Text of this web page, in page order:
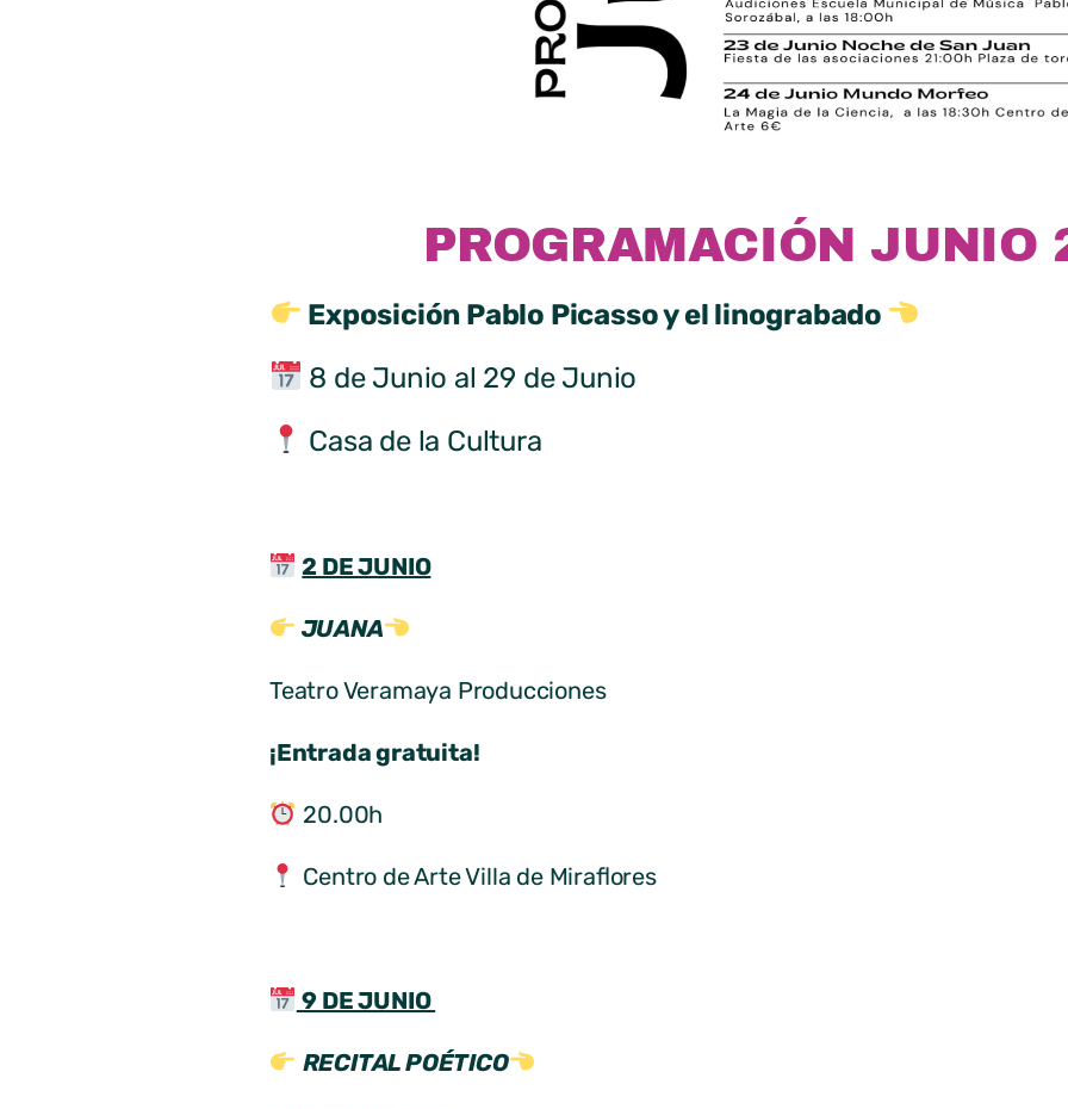
PROGRAMACIÓN JUNIO
Exposición Pablo Picasso y el linograbado
8 de Junio al 29 de Junio
Casa de la Cultura
2 DE JUNIO
JUANA
Teatro Veramaya Producciones
¡Entrada gratuita!
20.00h
Centro de Arte Villa de Miraflores
9 DE JUNIO
RECITAL POÉTICO